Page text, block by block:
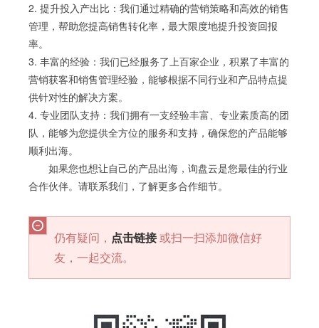
2. 提升投入产出比：我们通过精确的营销策略和高效的销售
管理，帮助您提高销售转化率，最大限度地提升投资回报
率。
3. 丰富的经验：我们已经服务了上百家企业，积累了丰富的
营销获客和销售管理经验，能够根据不同行业和产品特点提
供针对性的解决方案。
4. 专业团队支持：我们拥有一支经验丰富、专业素质高的团
队，能够为您提供全方位的服务和支持，确保您的产品能够
顺利出海。
如果您也想让自己的产品出海，询盘云是您最佳的行业
合作伙伴。请联系我们，了解更多合作细节。
仍有疑问， 点击链接或扫一扫添加微信好
友，一起交流。